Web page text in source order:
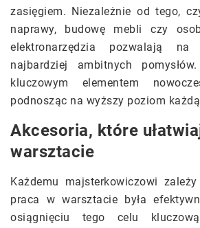
zasięgiem. Niezależnie od tego,
naprawy, budowę mebli czy
elektronarzędzia pozwalają na
najbardziej ambitnych
kluczowym elementem
podnosząc na wyższy poziom
Akcesoria, które
warsztacie
Każdemu majsterkowiczowi
praca w warsztacie była
osiągnięciu tego celu